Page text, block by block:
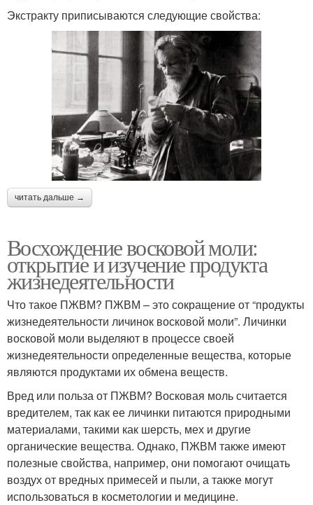
Экстракту приписываются следующие свойства:
читать дальше →
Восхождение восковой моли:
открытие и изучение продукта
жизнедеятельности
Что такое ПЖВМ? ПЖВМ – это сокращение от “продукты
жизнедеятельности личинок восковой моли”. Личинки
восковой моли выделяют в процессе своей
жизнедеятельности определенные вещества, которые
являются продуктами их обмена веществ.
Вред или польза от ПЖВМ? Восковая моль считается
вредителем, так как ее личинки питаются природными
материалами, такими как шерсть, мех и другие
органические вещества. Однако, ПЖВМ также имеют
полезные свойства, например, они помогают очищать
воздух от вредных примесей и пыли, а также могут
использоваться в косметологии и медицине.